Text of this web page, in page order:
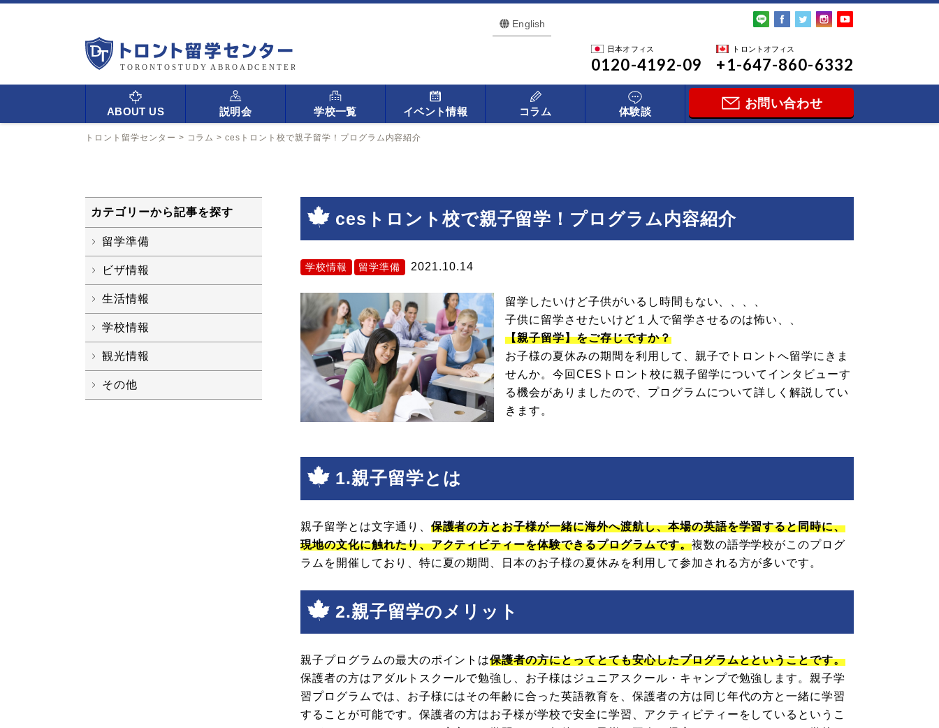
English
日本オフィス
0120-4192-09
トロントオフィス
+1-647-860-6332
ABOUT US 説明会 学校一覧 イベント情報 コラム 体験談
お問い合わせ
トロント留学センター > コラム >cesトロント校で親子留学！プログラム内容紹介
cesトロント校で親子留学！プログラム内容紹介
学校情報 留学準備 2021.10.14
留学したいけど子供がいるし時間もない、、、、
子供に留学させたいけど１人で留学させるのは怖い、、
【親子留学】をご存じですか？
お子様の夏休みの期間を利用して、親子でトロントへ留学にきま
せんか。今回CESトロント校に親子留学についてインタビューす
る機会がありましたので、プログラムについて詳しく解説してい
きます。
1.親子留学とは
親子留学とは文字通り、 保護者の方とお子様が一緒に海外へ渡航し、本場の英語を学習すると同時に、
現地の文化に触れたり、アクティビティーを体験できるプログラムです。複数の語学学校がこのプログ
ラムを開催しており、特に夏の期間、日本のお子様の夏休みを利用して参加される方が多いです。
2.親子留学のメリット
親子プログラムの最大のポイントは保護者の方にとってとても安心したプログラムとということです。
保護者の方はアダルトスクールで勉強し、お子様はジュニアスクール・キャンプで勉強します。親子学
習プログラムでは、お子様にはその年齢に合った英語教育を、保護者の方は同じ年代の方と一緒に学習
することが可能です。保護者の方はお子様が学校で安全に学習、アクティビティーをしているというこ
カテゴリーから記事を探す
留学準備
ビザ情報
生活情報
学校情報
観光情報
その他